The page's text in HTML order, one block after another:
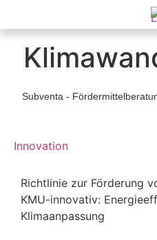
Subventa ‐
Innovation
Richtlinie zur Förderung
KMU-innovativ:
Klimaanpassung